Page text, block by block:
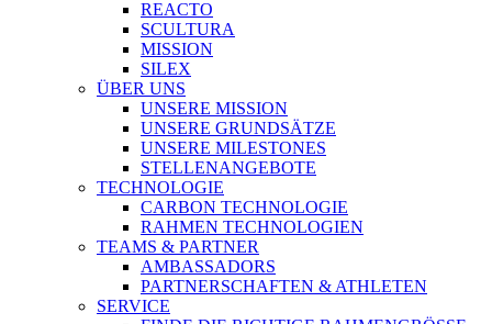
REACTO
SCULTURA
MISSION
SILEX
ÜBER UNS
UNSERE MISSION
UNSERE GRUNDSÄTZE
UNSERE MILESTONES
STELLENANGEBOTE
TECHNOLOGIE
CARBON TECHNOLOGIE
RAHMEN TECHNOLOGIEN
TEAMS & PARTNER
AMBASSADORS
PARTNERSCHAFTEN & ATHLETEN
SERVICE